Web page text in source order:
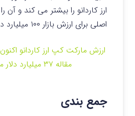
ارز کاردانو را بیشتر می‌ کند و
اصلی برای ارزش بازار ۱۰۰ میلیارد دلاری معرفی میکند.
ارزش مارکت کپ ارز کاردانو
مقاله ۳۷ میلیارد دلار می باشد.
جمع بندی